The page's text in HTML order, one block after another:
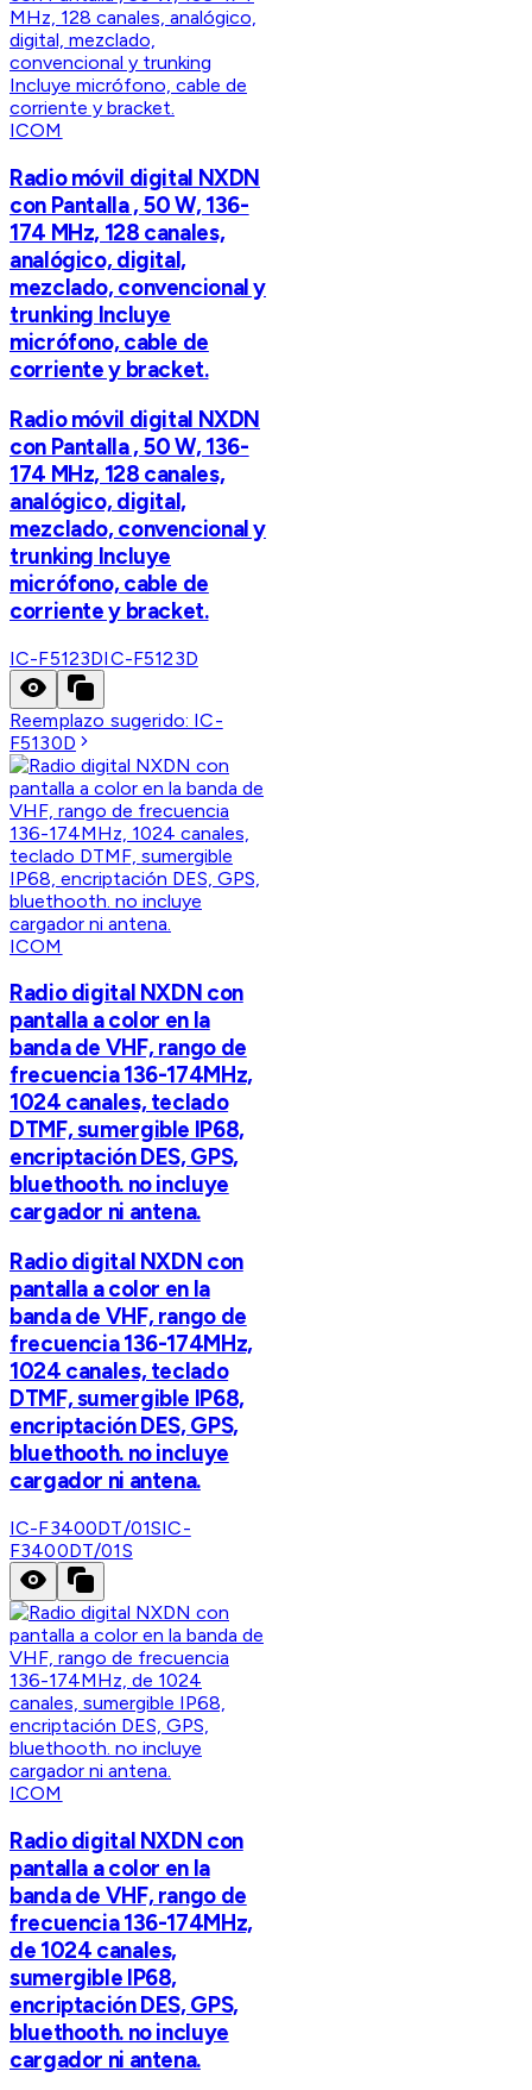
ICOM
Radio móvil digital NXDN
con Pantalla , 50 W, 136-
174 MHz, 128 canales,
analógico, digital,
mezclado, convencional y
trunking Incluye
micrófono, cable de
corriente y bracket.
Radio móvil digital NXDN
con Pantalla , 50 W, 136-
174 MHz, 128 canales,
analógico, digital,
mezclado, convencional y
trunking Incluye
micrófono, cable de
corriente y bracket.
IC-F5123DIC-F5123D
Reemplazo sugerido: IC-
F5130D
ICOM
Radio digital NXDN con
pantalla a color en la
banda de VHF, rango de
frecuencia 136-174MHz,
1024 canales, teclado
DTMF, sumergible IP68,
encriptación DES, GPS,
bluethooth. no incluye
cargador ni antena.
Radio digital NXDN con
pantalla a color en la
banda de VHF, rango de
frecuencia 136-174MHz,
1024 canales, teclado
DTMF, sumergible IP68,
encriptación DES, GPS,
bluethooth. no incluye
cargador ni antena.
IC-F3400DT/01SIC-
F3400DT/01S
ICOM
Radio digital NXDN con
pantalla a color en la
banda de VHF, rango de
frecuencia 136-174MHz,
de 1024 canales,
sumergible IP68,
encriptación DES, GPS,
bluethooth. no incluye
cargador ni antena.